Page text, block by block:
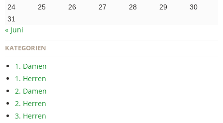
24
25 26 27 28 29
30
31
« Juni
KATEGORIEN
1. Damen
1. Herren
2. Damen
2. Herren
3. Herren